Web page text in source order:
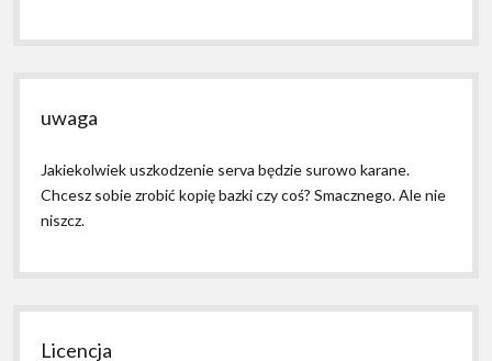
uwaga
Jakiekolwiek uszkodzenie serva będzie surowo karane.
Chcesz sobie zrobić kopię bazki czy coś? Smacznego. Ale nie
niszcz.
Licencja